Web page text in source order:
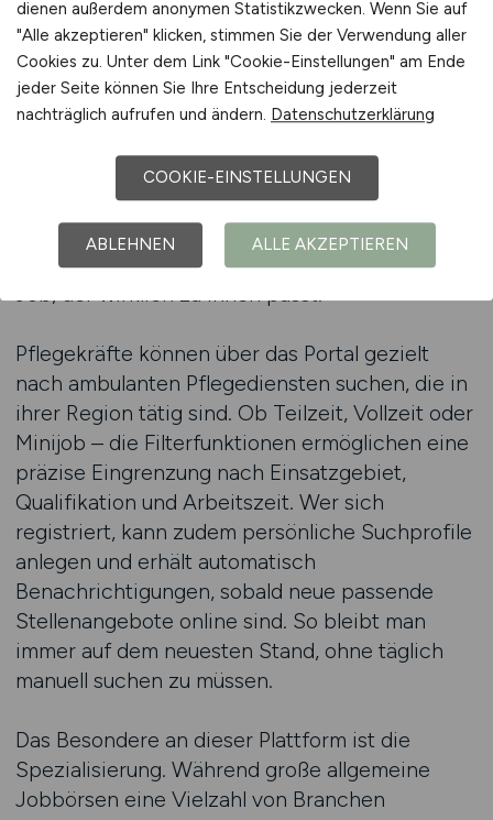
Kleinanzeigen, allgemeinen Jobportalen und
sozialen Netzwerken verlieren viele Bewerber
schnell den Überblick. Das Jobportal für den
Pflegedienst löst genau dieses Problem, indem
Plattform bietet, auf der ausschließlich
relevante Stellenanzeigen aus der
Pflegebranche veröffentlicht werden. Dadurch
sparen Bewerber Zeit und finden schneller den
Job, der wirklich zu ihnen passt.
Pflegekräfte können über das Portal gezielt
nach ambulanten Pflegediensten suchen, die in
ihrer Region tätig sind. Ob Teilzeit, Vollzeit oder
Minijob – die Filterfunktionen ermöglichen eine
präzise Eingrenzung nach Einsatzgebiet,
Qualifikation und Arbeitszeit. Wer sich
registriert, kann zudem persönliche Suchprofile
anlegen und erhält automatisch
Benachrichtigungen, sobald neue passende
Stellenangebote online sind. So bleibt man
immer auf dem neuesten Stand, ohne täglich
manuell suchen zu müssen.
Das Besondere an dieser Plattform ist die
Spezialisierung. Während große allgemeine
Jobbörsen eine Vielzahl von Branchen
dienen außerdem anonymen Statistikzwecken. Wenn Sie auf
"Alle akzeptieren" klicken, stimmen Sie der Verwendung aller
Cookies zu. Unter dem Link "Cookie-Einstellungen" am Ende
jeder Seite können Sie Ihre Entscheidung jederzeit
nachträglich aufrufen und ändern. Datenschutzerklärung
COOKIE-EINSTELLUNGEN
ABLEHNEN ALLE AKZEPTIEREN